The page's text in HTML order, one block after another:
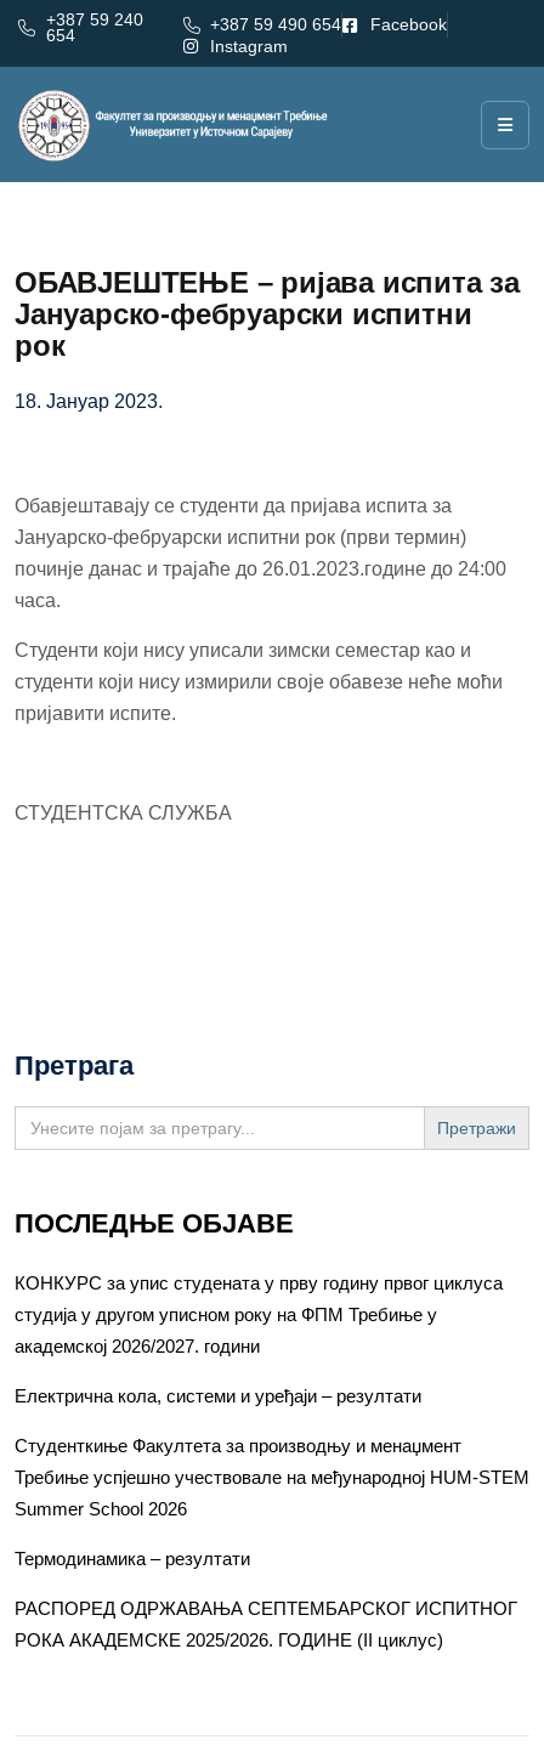
+387 59 240
654
+387 59 490 654
Facebook
Instagram
ОБАВЈЕШТЕЊЕ – ријава испита за
Јануарско-фебруарски испитни
рок
18. Јануар 2023.
Обавјештавају се студенти да пријава испита за
Јануарско-фебруарски испитни рок (први термин)
починје данас и трајаће до 26.01.2023.године до 24:00
часа.
Студенти који нису уписали зимски семестар као и
студенти који нису измирили своје обавезе неће моћи
пријавити испите.
СТУДЕНТСКА СЛУЖБА
Претрага
Search
for:
ПОСЛЕДЊЕ ОБЈАВЕ
КОНКУРС за упис студената у прву годину првог циклуса
студија у другом уписном року на ФПМ Требиње у
академској 2026/2027. години
Електрична кола, системи и уређаји – резултати
Студенткиње Факултета за производњу и менаџмент
Требиње успјешно учествовале на међународној HUM-STEM
Summer School 2026
Термодинамика – резултати
РАСПОРЕД ОДРЖАВАЊА СЕПТЕМБАРСКОГ ИСПИТНОГ
РОКА АКАДЕМСКЕ 2025/2026. ГОДИНЕ (II циклус)